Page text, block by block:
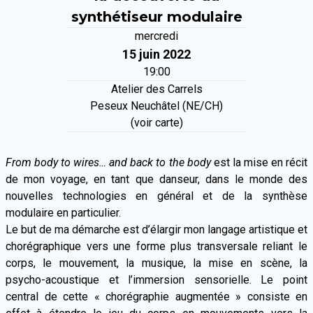
synthétiseur modulaire
mercredi
15 juin 2022
19:00
Atelier des Carrels
Peseux Neuchâtel (NE/CH)
(voir carte)
From body to wires… and back to the bodyest la mise en récit
de mon voyage, en tant que danseur, dans le monde des
nouvelles technologies en général et de la synthèse
modulaire en particulier.
Le but de ma démarche est d’élargir mon langage artistique et
chorégraphique vers une forme plus transversale reliant le
corps, le mouvement, la musique, la mise en scène, la
psycho-acoustique et l’immersion sensorielle. Le point
central de cette « chorégraphie augmentée » consiste en